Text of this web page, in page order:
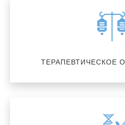
ТЕРАПЕВТИЧЕСКОЕ